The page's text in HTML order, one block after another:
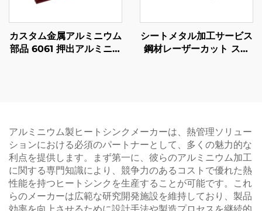
カスタム金属アルミニウム
部品 6061 押出アルミニウ
シートメタル加工サービス
鋼材レーザーカット スタ
アルミニウム製ヒートシンクメーカーは、熱管理ソリュー
ションにおける必須のパートナーとして、多くの魅力的な
利点を提供します。まず第一に、彼らのアルミニウム加工
に関する専門知識により、競争力のあるコストで優れた熱
性能を持つヒートシンクを生産することが可能です。これ
らのメーカーは広範な研究開発施設を維持しており、製品